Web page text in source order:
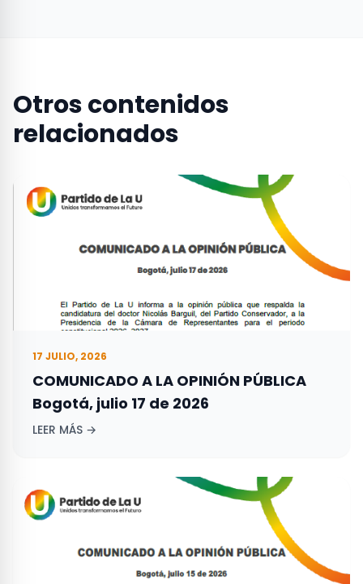
Otros contenidos
relacionados
17 JULIO, 2026
COMUNICADO A LA OPINIÓN PÚBLICA
Bogotá, julio 17 de 2026
LEER MÁS →